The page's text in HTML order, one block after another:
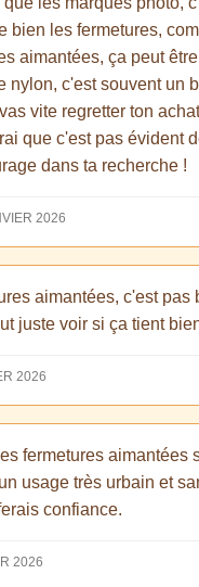
bien les fermetures,
aimantées, ça peut
nylon, c'est souvent un
vite regretter ton
que c'est pas évident
dans ta recherche !
2026
aimantées, c'est
juste voir si ça tient
2026
fermetures
usage très urbain et
confiance.
2026